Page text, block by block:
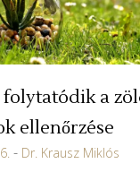
folytatódik a
ellenőrzése
Dr. Krausz Miklós